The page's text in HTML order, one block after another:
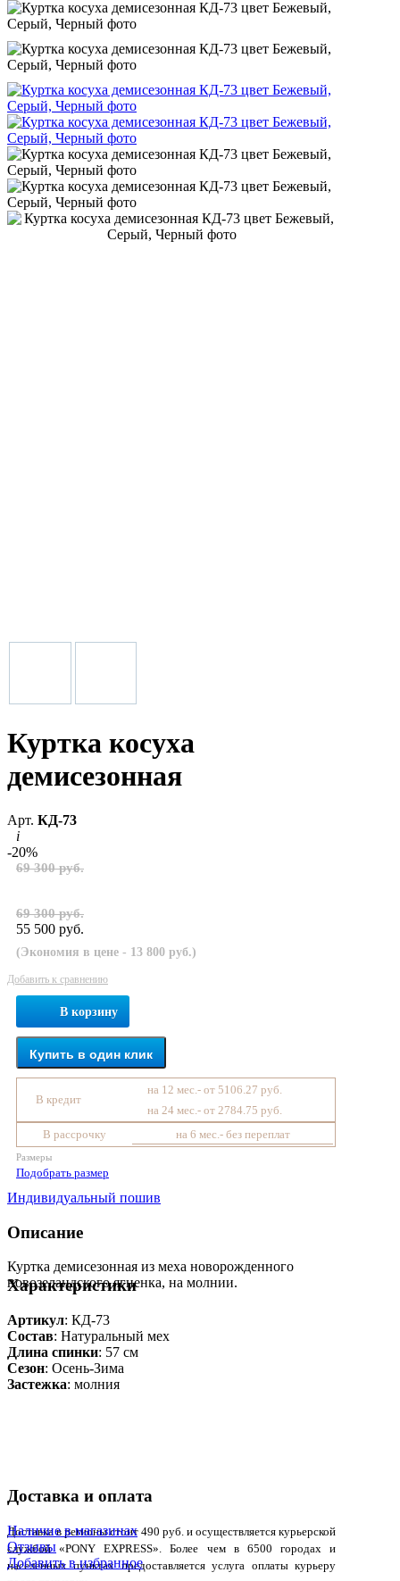
Куртка косуха
демисезонная
Арт. КД-73
i
-20%
69 300 руб.
69 300 руб.
55 500 руб.
(Экономия в цене - 13 800 руб.)
Добавить к сравнению
В корзину
Купить в один клик
В кредит
на 12 мес.- от 5106.27 руб.
на 24 мес.- от 2784.75 руб.
В рассрочку
на 6 мес.- без переплат
Размеры
Подобрать размер
Индивидуальный пошив
Описание
Куртка демисезонная из меха новорожденного
новозеландского ягненка, на молнии.
Характеристики
Артикул: КД-73
Состав: Натуральный мех
Длина спинки: 57 см
Сезон: Осень-Зима
Застежка: молния
Доставка и оплата
Доставка в регионы стоит 490 руб. и осуществляется курьерской
службой «PONY EXPRESS». Более чем в 6500 городах и
населенных пунктах предоставляется услуга оплаты курьеру
Наличие в магазинах
Отзывы
Добавить в избранное